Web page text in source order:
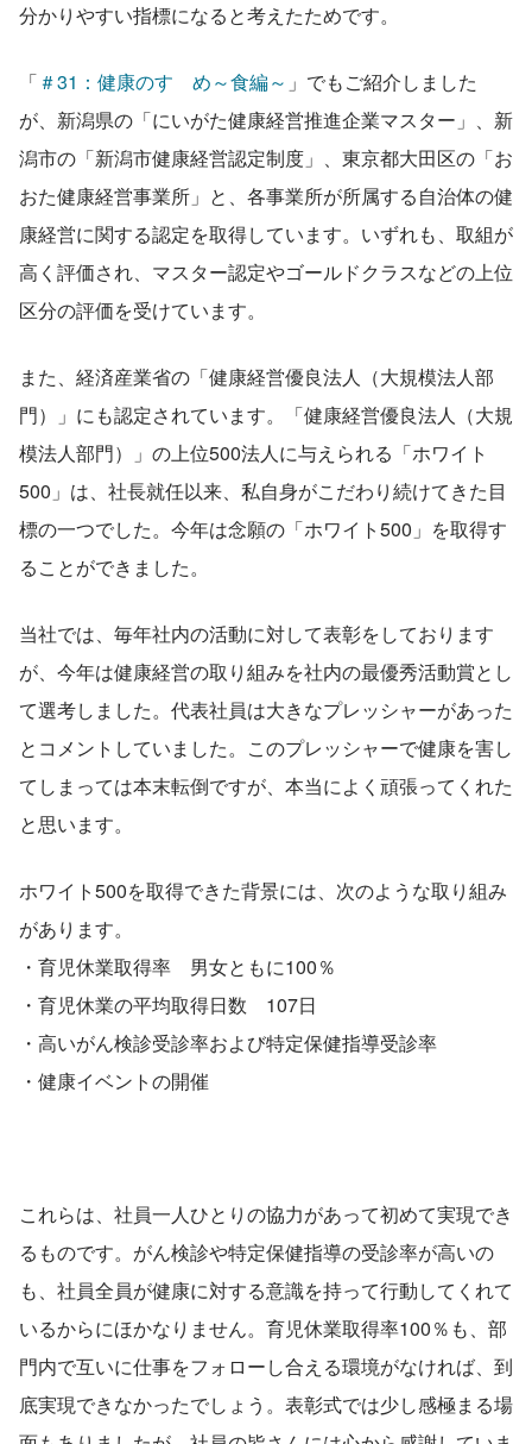
分かりやすい指標になると考えたためです。
「＃31：健康のすゝめ～食編～ 」でもご紹介しました
が、新潟県の「にいがた健康経営推進企業マスター」、新
潟市の「新潟市健康経営認定制度」、東京都大田区の「お
おた健康経営事業所」と、各事業所が所属する自治体の健
康経営に関する認定を取得しています。いずれも、取組が
高く評価され、マスター認定やゴールドクラスなどの上位
区分の評価を受けています。
また、経済産業省の「健康経営優良法人（大規模法人部
門）」にも認定されています。「健康経営優良法人（大規
模法人部門）」の上位500法人に与えられる「ホワイト
500」は、社長就任以来、私自身がこだわり続けてきた目
標の一つでした。今年は念願の「ホワイト500」を取得す
ることができました。
当社では、毎年社内の活動に対して表彰をしております
が、今年は健康経営の取り組みを社内の最優秀活動賞とし
て選考しました。代表社員は大きなプレッシャーがあった
とコメントしていました。このプレッシャーで健康を害し
てしまっては本末転倒ですが、本当によく頑張ってくれた
と思います。
ホワイト500を取得できた背景には、次のような取り組み
があります。
・育児休業取得率　男女ともに100％
・育児休業の平均取得日数　107日
・高いがん検診受診率および特定保健指導受診率
・健康イベントの開催
これらは、社員一人ひとりの協力があって初めて実現でき
るものです。がん検診や特定保健指導の受診率が高いの
も、社員全員が健康に対する意識を持って行動してくれて
いるからにほかなりません。育児休業取得率100％も、部
門内で互いに仕事をフォローし合える環境がなければ、到
底実現できなかったでしょう。表彰式では少し感極まる場